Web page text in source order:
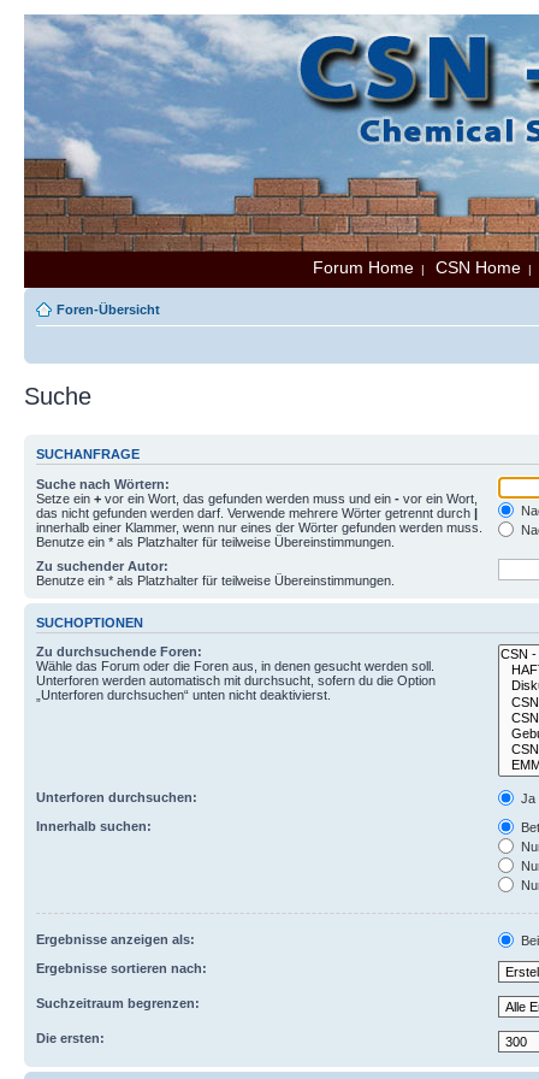
Forum Home | CSN Home
Foren-Übersicht
Suche
SUCHANFRAGE
Suche nach Wörtern:
Setze ein + vor ein Wort, das gefunden werden muss und ein - vor ein Wort,
das nicht gefunden werden darf. Verwende mehrere Wörter getrennt durch |
innerhalb einer Klammer, wenn nur eines der Wörter gefunden werden muss.
Benutze ein * als Platzhalter für teilweise Übereinstimmungen.
Zu suchender Autor:
Benutze ein * als Platzhalter für teilweise Übereinstimmungen.
SUCHOPTIONEN
Zu durchsuchende Foren:
Wähle das Forum oder die Foren aus, in denen gesucht werden soll.
Unterforen werden automatisch mit durchsucht, sofern du die Option
„Unterforen durchsuchen“ unten nicht deaktivierst.
Unterforen durchsuchen:
Ja
Innerhalb suchen:
Ergebnisse anzeigen als:
Ergebnisse sortieren nach:
Suchzeitraum begrenzen:
Die ersten: